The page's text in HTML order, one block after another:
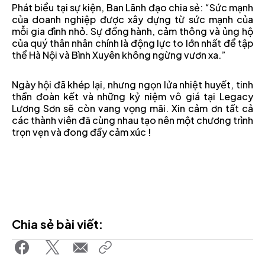
Phát biểu tại sự kiện, Ban Lãnh đạo chia sẻ: “Sức mạnh
của doanh nghiệp được xây dựng từ sức mạnh của
mỗi gia đình nhỏ. Sự đồng hành, cảm thông và ủng hộ
của quý thân nhân chính là động lực to lớn nhất để tập
thể Hà Nội và Bình Xuyên không ngừng vươn xa.”
Ngày hội đã khép lại, nhưng ngọn lửa nhiệt huyết, tinh
thần đoàn kết và những kỷ niệm vô giá tại Legacy
Lương Sơn sẽ còn vang vọng mãi. Xin cảm ơn tất cả
các thành viên đã cùng nhau tạo nên một chương trình
trọn vẹn và đong đầy cảm xúc !
Chia sẻ bài viết: